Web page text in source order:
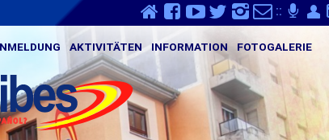
v Y K } - p :: ; Q
AKTIVITÄTEN INFORMATION FOTOGALERIE